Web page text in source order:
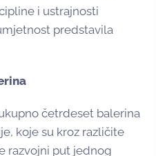
i ustrajnosti
predstavila
četrdeset balerina
koje su kroz različite
razvojni put jednog